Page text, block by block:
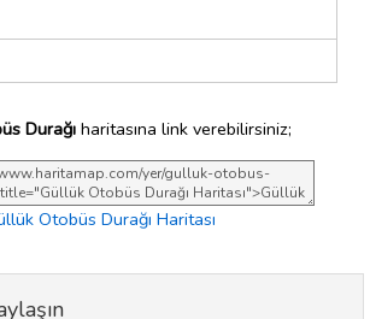
Durağı haritasına link verebilirsiniz;
Otobüs Durağı Haritası